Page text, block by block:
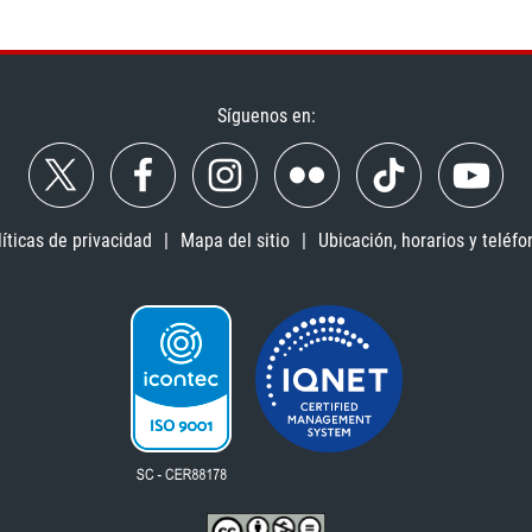
Síguenos en:
de privacidad Mapa del sitio Ubicación, horarios y